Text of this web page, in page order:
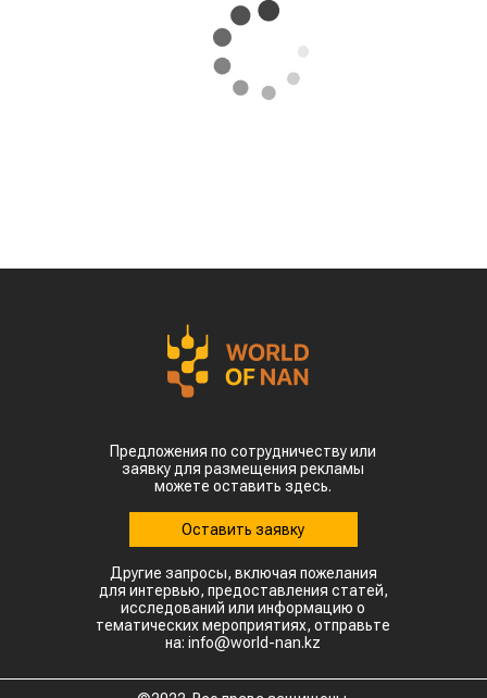
Предложения по сотрудничеству или
заявку для размещения рекламы
можете оставить здесь.
Оставить заявку
Другие запросы, включая пожелания
для интервью, предоставления статей,
исследований или информацию о
тематических мероприятиях, отправьте
на: info@world-nan.kz